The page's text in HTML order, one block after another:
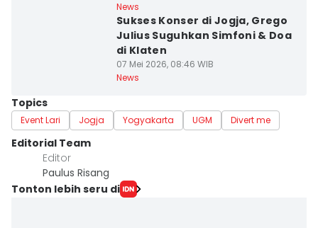
News
Sukses Konser di Jogja, Grego
Julius Suguhkan Simfoni & Doa
di Klaten
07 Mei 2026, 08:46 WIB
News
Topics
Event Lari Jogja Yogyakarta UGM Divert me
Editorial Team
Editor
Paulus Risang
Tonton lebih seru di